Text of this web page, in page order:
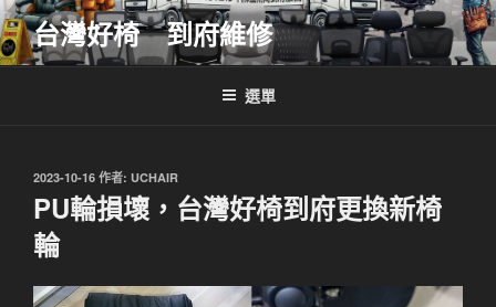
跳
至
主
台灣好椅 到府維修
選單
發
佈
於
2023-10-16 作者: UCHAIR
PU輪損壞，台灣好椅到府更換新椅
輪